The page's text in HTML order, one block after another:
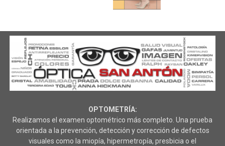
OPTOMETRÍA:
Realizamos el examen optométrico más completo. Una prueba
orientada a la prevención, detección y corrección de defectos
visuales como la miopía, hipermetropía, presbicia o el